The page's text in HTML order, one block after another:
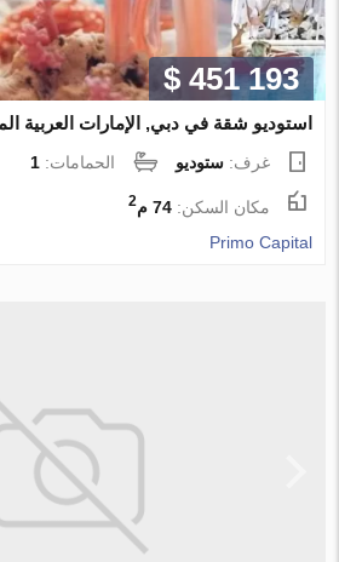
$ 451 193
استوديو شقة في دبي, الإمارات العربية
غرف:ستوديو الحمامات:1
مكان السكن:74 م 2
Primo Capital